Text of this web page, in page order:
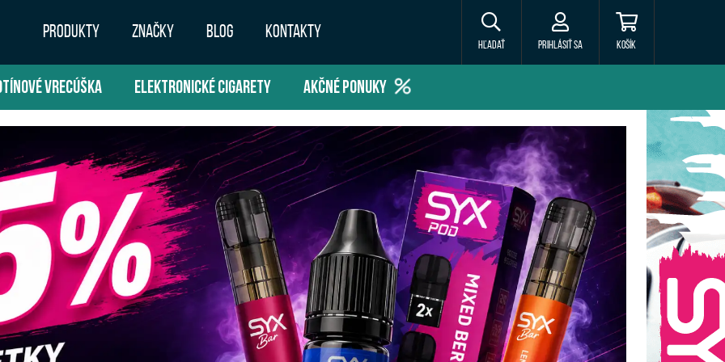
PRODUKTY ZNAČKY BLOG KONTAKTY
Hľadať Prihlásiť sa Košík
VRECÚŠKA ELEKTRONICKÉ CIGARETY AKČNÉ PONUKY